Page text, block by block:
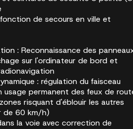
de secours en ville et
: Reconnaissance des
sur l'ordinateur de bord et
: régulation du faisceau
usage permanent des feux de
risquant d'éblouir les autres
de 60 km/h)
la voie avec correction de